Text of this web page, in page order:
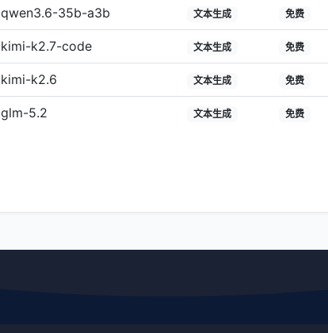
qwen3.6-35b-a3b 文本生成 免费
kimi-k2.7-code 文本生成 免费
kimi-k2.6 文本生成 免费
glm-5.2 文本生成 免费